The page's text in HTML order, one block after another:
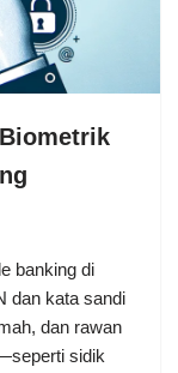
banking di
dan kata sandi
dan rawan
sidik